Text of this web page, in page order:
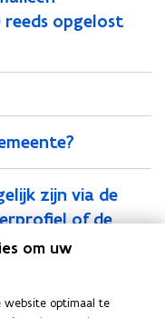
reeds opgelost
zijn via de
of de
om uw
website optimaal te